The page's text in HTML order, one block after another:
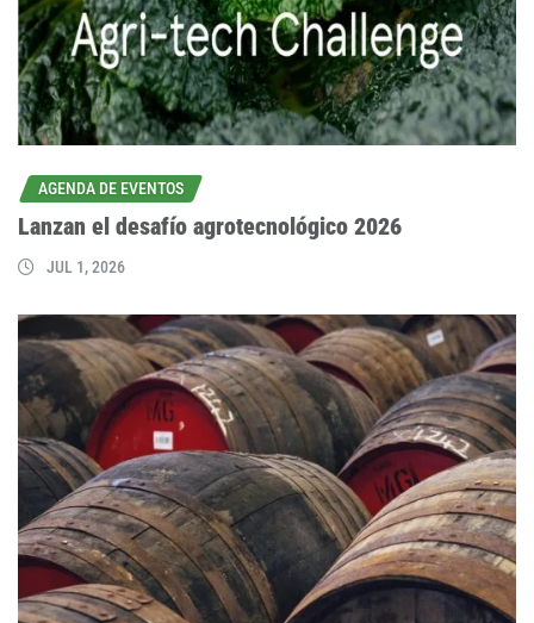
AGENDA DE EVENTOS
Lanzan el desafío agrotecnológico 2026
JUL 1, 2026